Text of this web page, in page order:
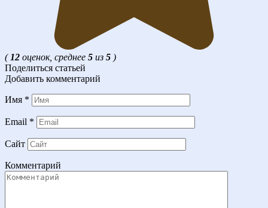
( 12 оценок, среднее 5 из 5 )
Поделиться статьей
Добавить комментарий
Имя *
Email *
Сайт
Комментарий